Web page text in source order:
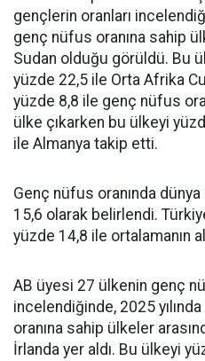
gençlerin oranları
genç nüfus oranına sahip
Sudan olduğu görüldü. Bu
yüzde 22,5 ile Orta Afrika
yüzde 8,8 ile genç nüfus
ülke çıkarken bu ülkeyi
ile Almanya takip etti.
Genç nüfus oranında
15,6 olarak belirlendi.
yüzde 14,8 ile ortalamanın
AB üyesi 27 ülkenin genç
incelendiğinde, 2025
oranına sahip ülkeler
İrlanda yer aldı. Bu ülkeyi